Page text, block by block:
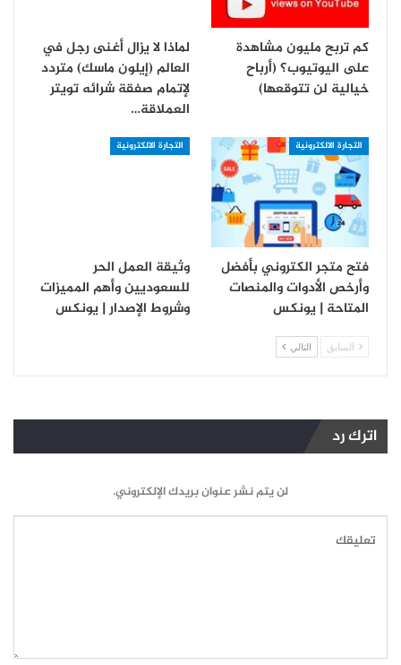
كم تربح مليون مشاهدة
على اليوتيوب؟ (أرباح
خيالية لن تتوقعها)
لماذا لا يزال أغنى رجل في
العالم (إيلون ماسك) متردد
لإتمام صفقة شرائه تويتر
العملاقة…
التجارة الالكترونية
فتح متجر الكتروني بأفضل
وأرخص الأدوات والمنصات
المتاحة | يونكس
التجارة الالكترونية
وثيقة العمل الحر
للسعوديين وأهم المميزات
وشروط الإصدار | يونكس
السابق التالي
اترك رد
لن يتم نشر عنوان بريدك الإلكتروني.